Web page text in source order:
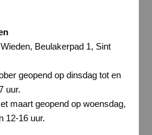
Beulakerpad 1, Sint
geopend op dinsdag tot en
uur.
maart geopend op woensdag,
12-16 uur.